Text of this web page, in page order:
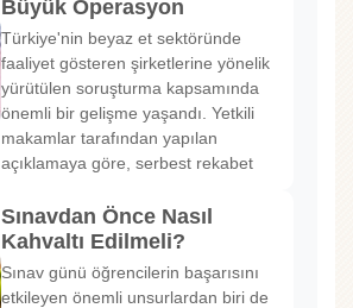
Büyük Operasyon
Türkiye'nin beyaz et sektöründe
faaliyet gösteren şirketlerine yönelik
yürütülen soruşturma kapsamında
önemli bir gelişme yaşandı. Yetkili
makamlar tarafından yapılan
açıklamaya göre, serbest rekabet
Sınavdan Önce Nasıl
Kahvaltı Edilmeli?
Sınav günü öğrencilerin başarısını
etkileyen önemli unsurlardan biri de